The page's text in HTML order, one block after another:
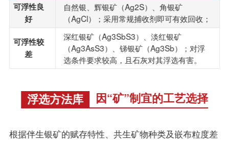
可浮性良
好
自然银、辉银矿（Ag2S）、角银矿
（AgCl）；采用常规捕收剂即可有效回收；
可浮性较
差
深红银矿（Ag3SbS3）、淡红银矿
（Ag3AsS3）、锑银矿（Ag3Sb）；对浮
选条件要求较高，且石灰对其浮选有害。
浮选方法库 因“矿”制宜的工艺选择
根据伴生银矿的赋存特性、共生矿物种类及嵌布粒度差